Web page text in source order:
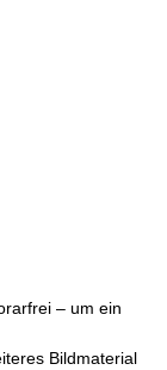
– um ein
Bildmaterial